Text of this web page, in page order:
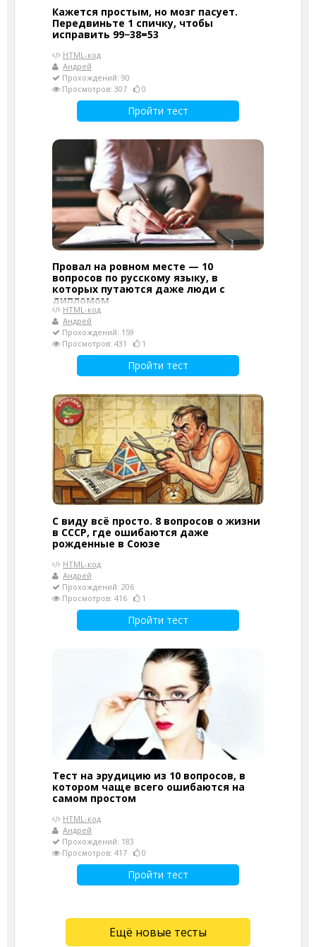
Кажется простым, но мозг пасует.
Передвиньте 1 спичку, чтобы
исправить 99−38=53
HTML-код
Андрей
Прохождений: 90
Просмотров: 307
0
Пройти тест
Провал на ровном месте — 10
вопросов по русскому языку, в
которых путаются даже люди с
дипломом
HTML-код
Андрей
Прохождений: 159
Просмотров: 431
1
Пройти тест
С виду всё просто. 8 вопросов о жизни
в СССР, где ошибаются даже
рожденные в Союзе
HTML-код
Андрей
Прохождений: 206
Просмотров: 416
1
Пройти тест
Тест на эрудицию из 10 вопросов, в
котором чаще всего ошибаются на
самом простом
HTML-код
Андрей
Прохождений: 183
Просмотров: 417
0
Пройти тест
Ещё новые тесты